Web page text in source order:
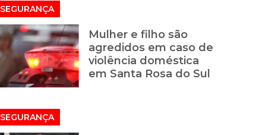
SEGURANÇA
Mulher e filho são
agredidos em caso de
violência doméstica
em Santa Rosa do Sul
SEGURANÇA